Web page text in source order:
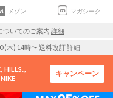
メゾン マガシーク
ついてのご案内 詳細
(木) 14時〜 送料改訂詳細
HILLS..
NIKE
キャンペーン